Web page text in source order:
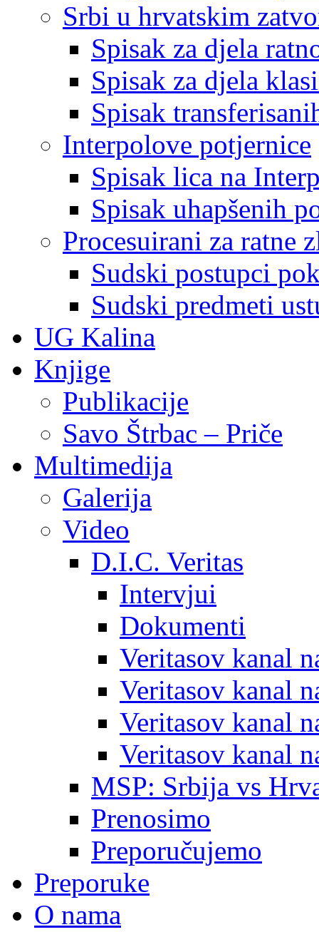
Srbi u hrvatskim
Spisak za djela
Spisak za djela
Spisak
Interpolove potjernice
Spisak lica na
Spisak uhapšenih
Procesuirani za ratne
Sudski postupci
Sudski predmeti
UG Kalina
Knjige
Publikacije
Savo Štrbac – Priče
Multimedija
Galerija
Video
D.I.C. Veritas
Intervjui
Dokumenti
Veritasov kanal
Veritasov kanal
Veritasov kanal
Veritasov kanal
MSP: Srbija vs
Prenosimo
Preporučujemo
Preporuke
O nama